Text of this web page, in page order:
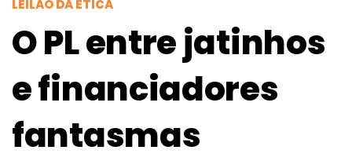
LEILÃO DA ÉTICA
O PL entre jatinhos
e financiadores
fantasmas